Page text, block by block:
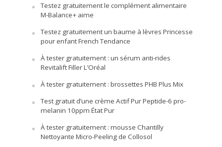
Testez gratuitement le complément alimentaire
M-Balance+ aime
Testez gratuitement un baume à lèvres Princesse
pour enfant French Tendance
À tester gratuitement : un sérum anti-rides
Revitalift Filler L’Oréal
À tester gratuitement : brossettes PHB Plus Mix
Test gratuit d’une crème Actif Pur Peptide-6 pro-
melanin 10ppm État Pur
À tester gratuitement : mousse Chantilly
Nettoyante Micro-Peeling de Collosol